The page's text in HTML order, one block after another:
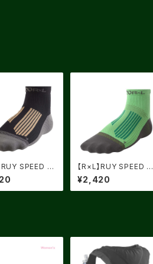
RUY SPEED 稲
ド
【R×L】RUY SPEED フ
ォレストグリーン×グリ
ーン
¥2,420